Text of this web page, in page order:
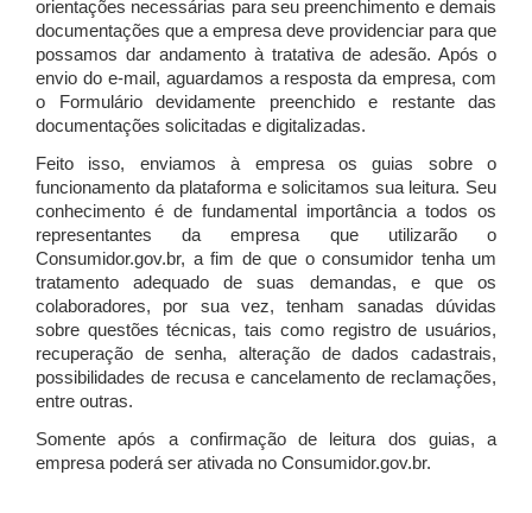
orientações necessárias para seu preenchimento e demais
documentações que a empresa deve providenciar para que
possamos dar andamento à tratativa de adesão. Após o
envio do e-mail, aguardamos a resposta da empresa, com
o Formulário devidamente preenchido e restante das
documentações solicitadas e digitalizadas.
Feito isso, enviamos à empresa os guias sobre o
funcionamento da plataforma e solicitamos sua leitura. Seu
conhecimento é de fundamental importância a todos os
representantes da empresa que utilizarão o
Consumidor.gov.br, a fim de que o consumidor tenha um
tratamento adequado de suas demandas, e que os
colaboradores, por sua vez, tenham sanadas dúvidas
sobre questões técnicas, tais como registro de usuários,
recuperação de senha, alteração de dados cadastrais,
possibilidades de recusa e cancelamento de reclamações,
entre outras.
Somente após a confirmação de leitura dos guias, a
empresa poderá ser ativada no Consumidor.gov.br.